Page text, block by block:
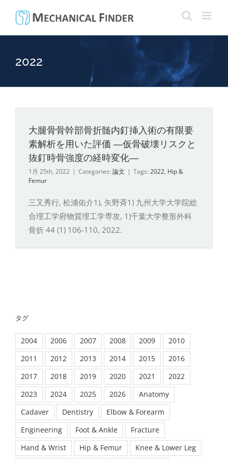
content
2022
大腿骨骨幹部骨折髄内釘挿入術の有限要
素解析を用いた評価 ―仮骨破壊リスクと
抜釘時骨強度の経時変化―
1月 25th, 2022 | Categories: 論文 | Tags: 2022, Hip &
Femur
三又秀行, 松浦佑介1), 矢野斉1) 九州大学大学院総
合理工学府物質理工学専攻, 1)千葉大学整形外科
骨折 44 (1) 106-110, 2022.
タグ
2004 2006 2007 2008 2009
2010
2011
2012 2013 2014 2015
2016
2017
2018 2019 2020 2021
2022
2023
2024 2025 2026
Anatomy
Cadaver
Dentistry
Elbow & Forearm
Engineering
Foot & Ankle
Fracture
Hand & Wrist
Hip & Femur
Knee & Lower Leg